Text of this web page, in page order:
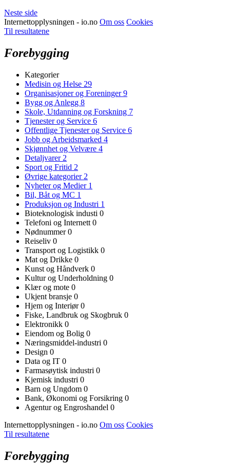
Neste side
Internettopplysningen - io.no Om oss Cookies
Til resultatene
Forebygging
Kategorier
Medisin og Helse 29
Organisasjoner og Foreninger9
Bygg og Anlegg 8
Skole, Utdanning og Forskning 7
Tjenester og Service 6
Offentlige Tjenester og Service 6
Jobb og Arbeidsmarked 4
Skjønnhet og Velvære 4
Detaljvarer 2
Sport og Fritid 2
Øvrige kategorier 2
Nyheter og Medier 1
Bil, Båt og MC 1
Produksjon og Industri 1
Bioteknologisk industi 0
Telefoni og Internett 0
Nødnummer0
Reiseliv 0
Transport og Logistikk 0
Mat og Drikke 0
Kunst og Håndverk 0
Kultur og Underholdning 0
Klær og mote 0
Ukjent bransje 0
Hjem og Interiør0
Fiske, Landbruk og Skogbruk 0
Elektronikk 0
Eiendom og Bolig 0
Næringsmiddel-industri 0
Design 0
Data og IT 0
Farmasøytisk industri 0
Kjemisk industri 0
Barn og Ungdom 0
Bank, Økonomi og Forsikring 0
Agentur og Engroshandel 0
Internettopplysningen - io.no Om oss Cookies
Til resultatene
Forebygging